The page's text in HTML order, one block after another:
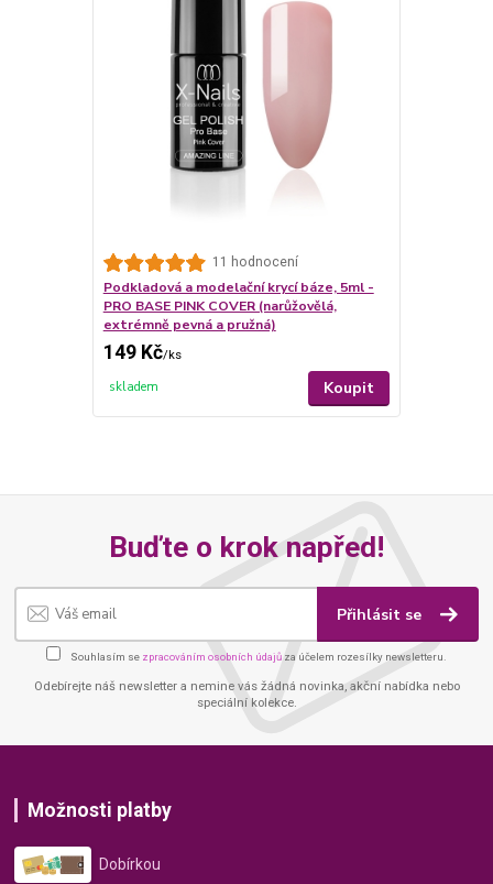
11 hodnocení
Podkladová a modelační krycí báze, 5ml -
PRO BASE PINK COVER (narůžovělá,
extrémně pevná a pružná)
149 Kč/ks
skladem Koupit
Buďte o krok napřed!
Přihlásit se
Souhlasím se zpracováním osobních údajů za účelem rozesílky newsletteru.
Odebírejte náš newsletter a nemine vás žádná novinka, akční nabídka nebo
speciální kolekce.
Možnosti platby
Dobírkou